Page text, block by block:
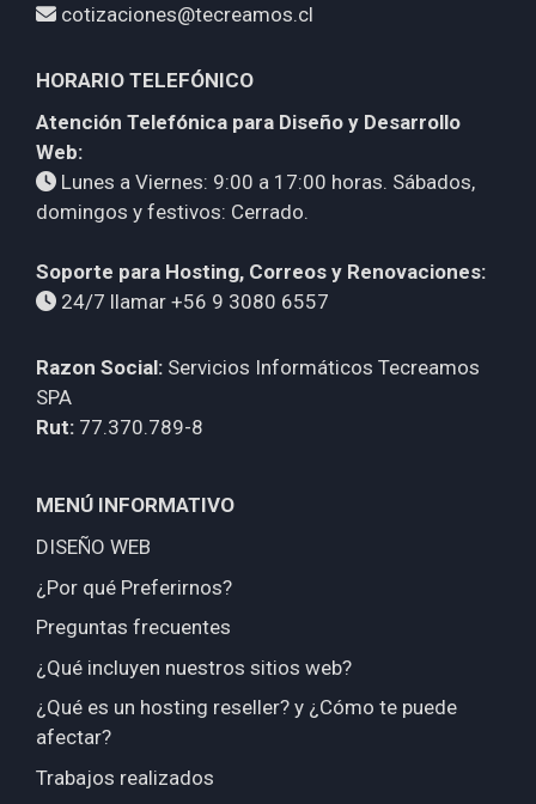
cotizaciones@tecreamos.cl
HORARIO TELEFÓNICO
Atención Telefónica para Diseño y Desarrollo
Web:
Lunes a Viernes: 9:00 a 17:00 horas. Sábados,
domingos y festivos: Cerrado.
Soporte para Hosting, Correos y Renovaciones:
24/7 llamar +56 9 3080 6557
Razon Social: Servicios Informáticos Tecreamos
SPA
Rut: 77.370.789-8
MENÚ INFORMATIVO
DISEÑO WEB
¿Por qué Preferirnos?
Preguntas frecuentes
¿Qué incluyen nuestros sitios web?
¿Qué es un hosting reseller? y ¿Cómo te puede
afectar?
Trabajos realizados